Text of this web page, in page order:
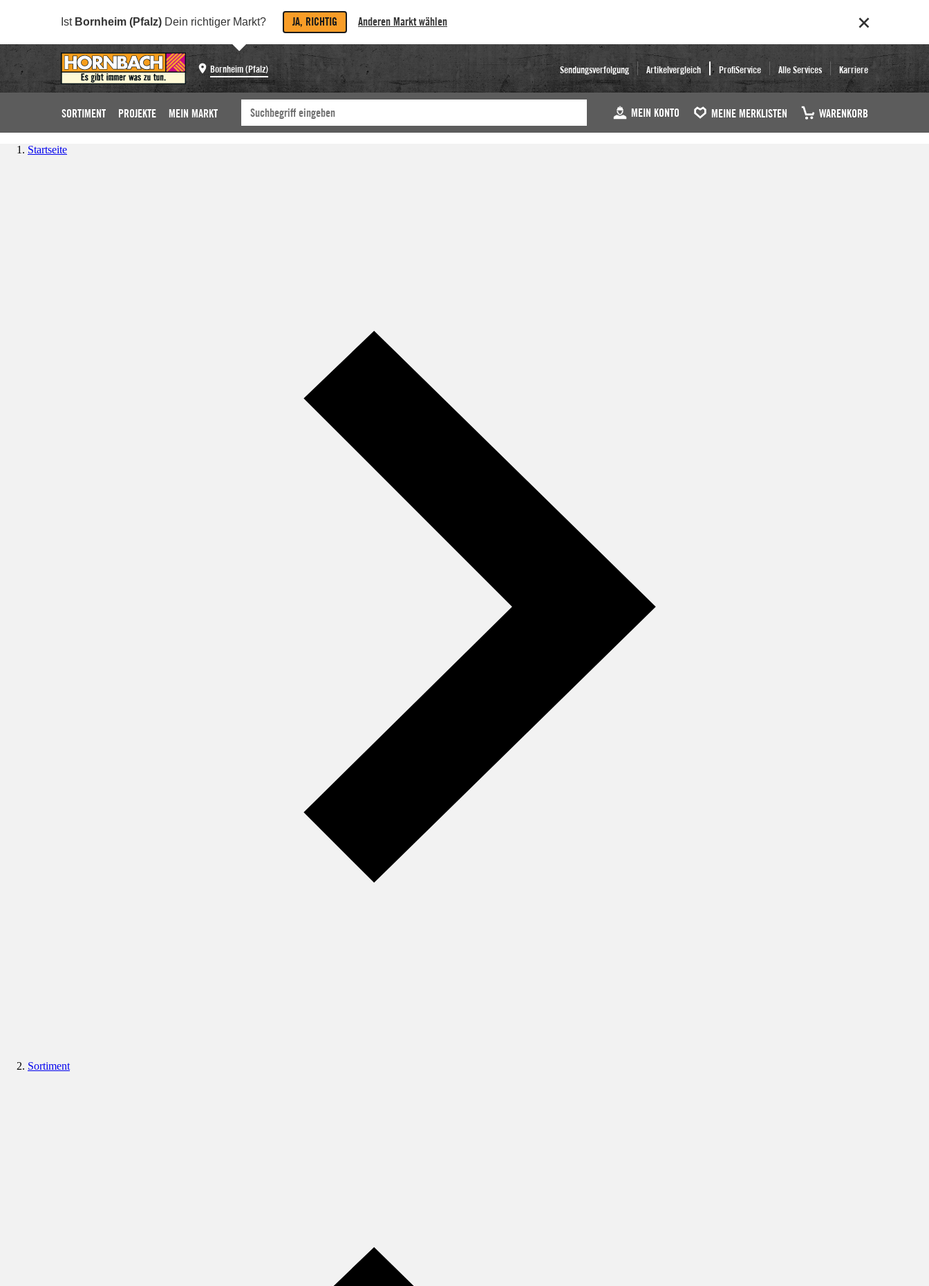
Ist Bornheim (Pfalz) Dein richtiger Markt? JA, RICHTIG Anderen Markt wählen
Bornheim (Pfalz) Sendungsverfolgung Artikelvergleich ProfiService Alle Services Karriere
SORTIMENT PROJEKTE MEIN MARKT MEIN KONTO MEINE MERKLISTEN WARENKORB
Startseite
Sortiment